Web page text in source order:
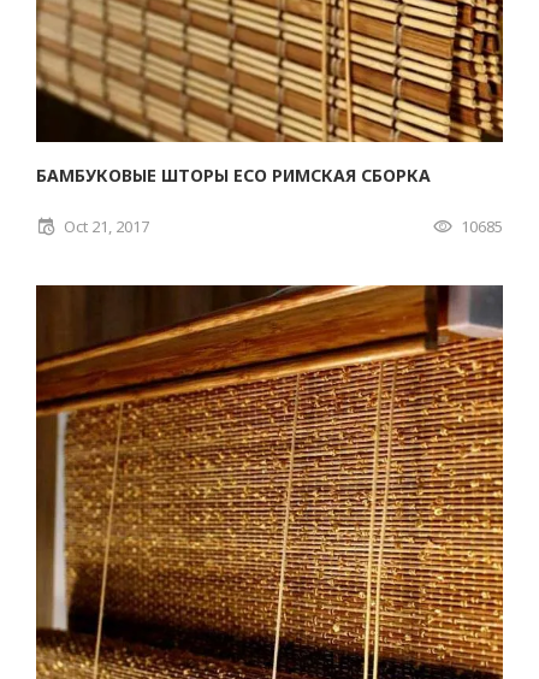
БАМБУКОВЫЕ ШТОРЫ ECO РИМСКАЯ СБОРКА
Oct 21, 2017 10685